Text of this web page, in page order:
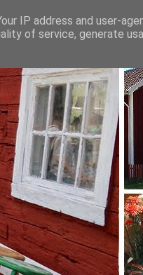
IP address and user-
of service, generate